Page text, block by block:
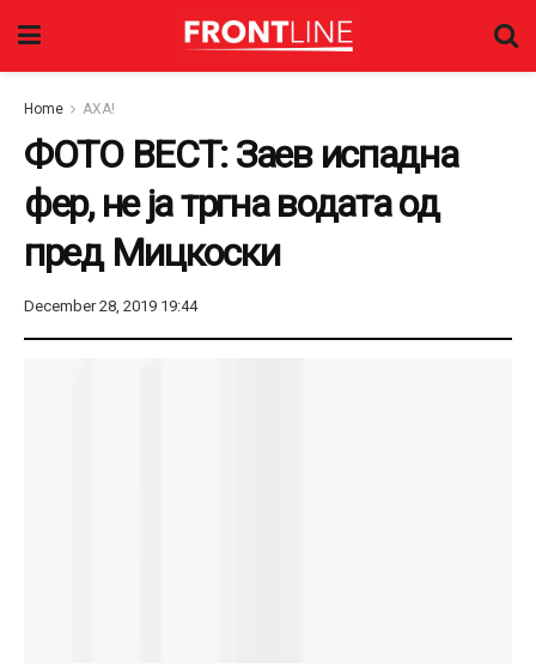
Home АХА!
ФОТО ВЕСТ: Заев испадна
фер, не ја тргна водата од
пред Мицкоски
December 28, 2019 19:44